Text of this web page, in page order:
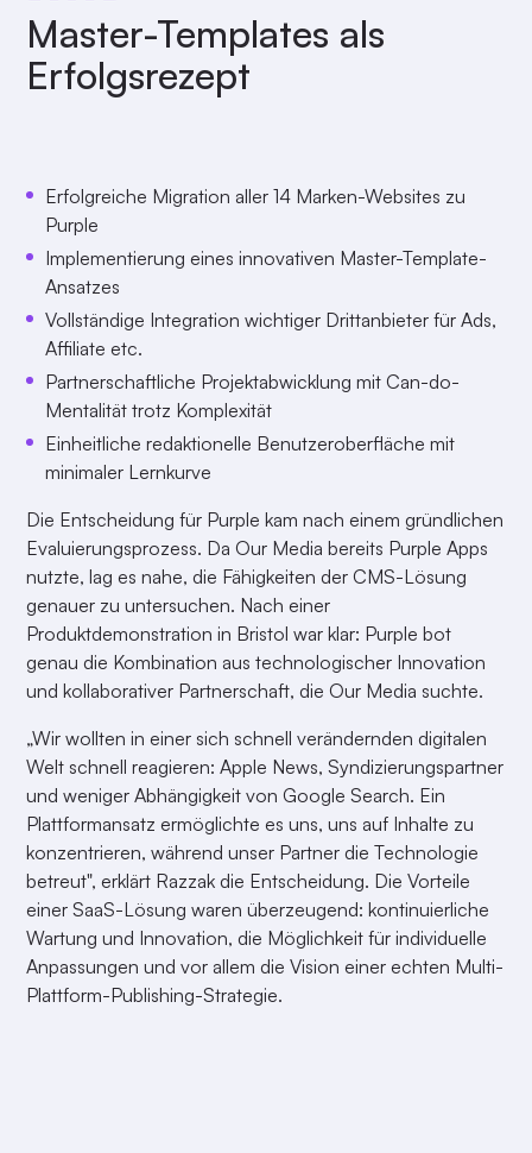
Master-Templates als
Erfolgsrezept
Erfolgreiche Migration aller 14 Marken-Websites zu
Purple
Implementierung eines innovativen Master-Template-
Ansatzes
Vollständige Integration wichtiger Drittanbieter für Ads,
Affiliate etc.
Partnerschaftliche Projektabwicklung mit Can-do-
Mentalität trotz Komplexität
Einheitliche redaktionelle Benutzeroberfläche mit
minimaler Lernkurve
Die Entscheidung für Purple kam nach einem gründlichen
Evaluierungsprozess. Da Our Media bereits Purple Apps
nutzte, lag es nahe, die Fähigkeiten der CMS-Lösung
genauer zu untersuchen. Nach einer
Produktdemonstration in Bristol war klar: Purple bot
genau die Kombination aus technologischer Innovation
und kollaborativer Partnerschaft, die Our Media suchte.
„Wir wollten in einer sich schnell verändernden digitalen
Welt schnell reagieren: Apple News, Syndizierungspartner
und weniger Abhängigkeit von Google Search. Ein
Plattformansatz ermöglichte es uns, uns auf Inhalte zu
konzentrieren, während unser Partner die Technologie
betreut", erklärt Razzak die Entscheidung. Die Vorteile
einer SaaS-Lösung waren überzeugend: kontinuierliche
Wartung und Innovation, die Möglichkeit für individuelle
Anpassungen und vor allem die Vision einer echten Multi-
Plattform-Publishing-Strategie.